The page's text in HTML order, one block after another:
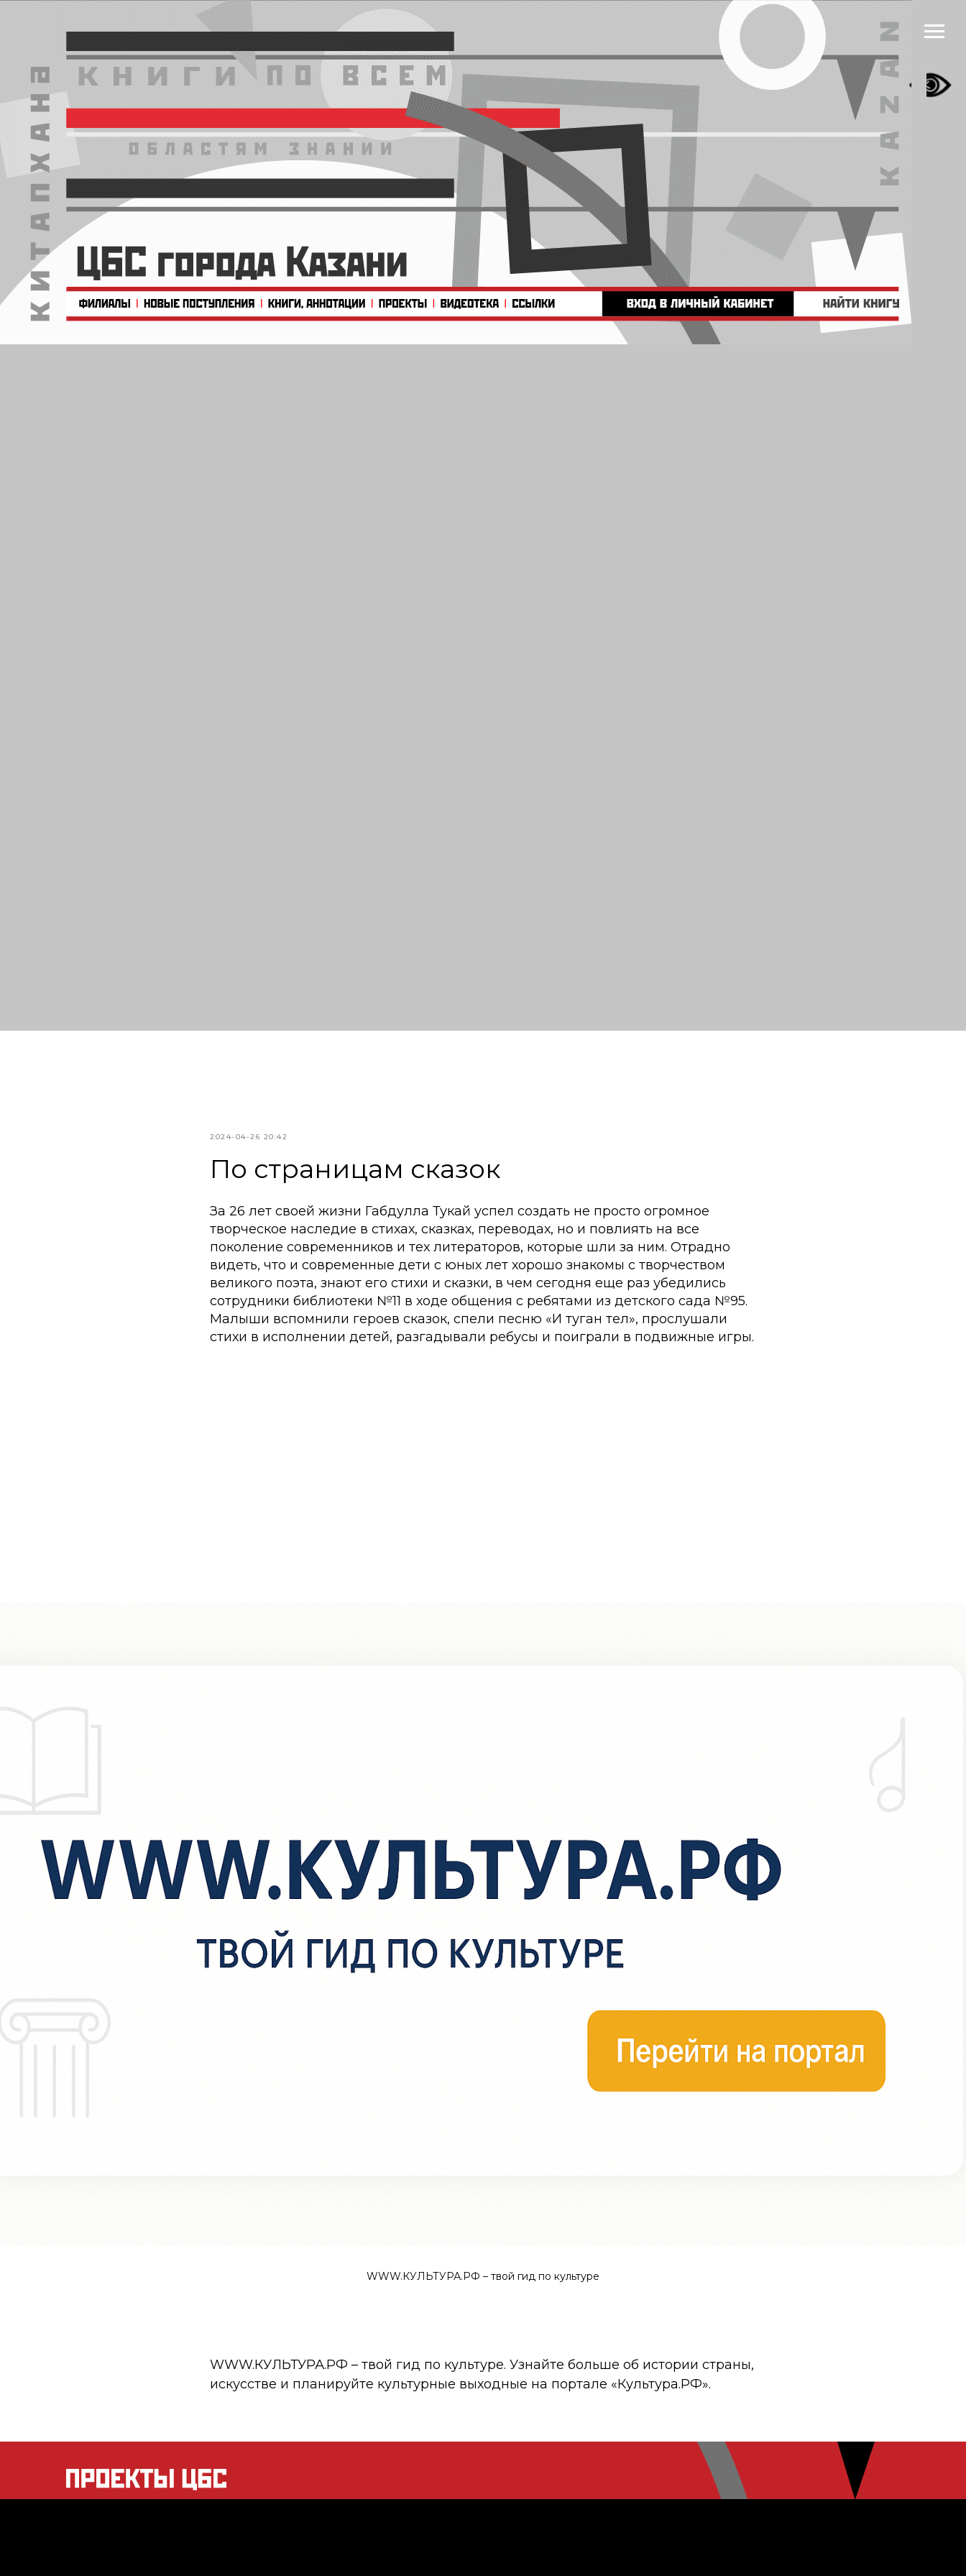
2024-04-26 20:42
По страницам сказок
За 26 лет своей жизни Габдулла Тукай успел создать не просто огромное
творческое наследие в стихах, сказках, переводах, но и повлиять на все
поколение современников и тех литераторов, которые шли за ним. Отрадно
видеть, что и современные дети с юных лет хорошо знакомы с творчеством
великого поэта, знают его стихи и сказки, в чем сегодня еще раз убедились
сотрудники библиотеки №11 в ходе общения с ребятами из детского сада №95.
Малыши вспомнили героев сказок, спели песню «И туган тел», прослушали
стихи в исполнении детей, разгадывали ребусы и поиграли в подвижные игры.
WWW.КУЛЬТУРА.РФ – твой гид по культуре
WWW.КУЛЬТУРА.РФ – твой гид по культуре. Узнайте больше об истории страны,
искусстве и планируйте культурные выходные на портале «Культура.РФ».